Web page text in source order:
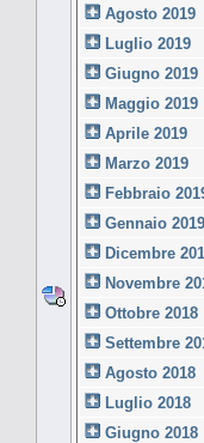
Agosto 2019
Luglio 2019
Giugno 2019
Maggio 2019
Aprile 2019
Marzo 2019
Febbraio
Gennaio 2019
Dicembre
Novembre
Ottobre 2018
Settembre
Agosto 2018
Luglio 2018
Giugno 2018